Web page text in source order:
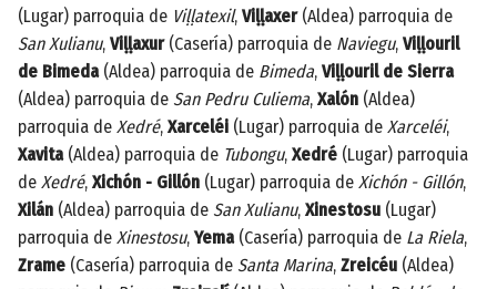
(Lugar) parroquia de Viḷḷatexil, Viḷḷaxer(Aldea) parroquia de
San Xulianu, Viḷḷaxur(Casería) parroquia de Naviegu, Viḷḷouril
de Bimeda(Aldea) parroquia de Bimeda, Viḷḷouril de Sierra
(Aldea) parroquia de San Pedru Culiema, Xalón (Aldea)
parroquia de Xedré, Xarceléi (Lugar) parroquia de Xarceléi,
Xavita(Aldea) parroquia de Tubongu, Xedré (Lugar) parroquia
de Xedré, Xichón - Gillón (Lugar) parroquia de Xichón - Gillón,
Xilán (Aldea) parroquia de San Xulianu, Xinestosu (Lugar)
parroquia de Xinestosu,Yema(Casería) parroquia de La Riela,
Zrame (Casería) parroquia de Santa Marina, Zreicéu (Aldea)